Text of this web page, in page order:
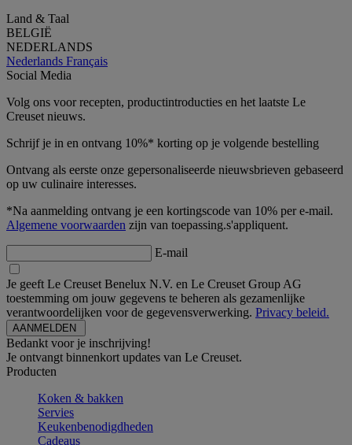
Land & Taal
BELGIË
NEDERLANDS
Nederlands Français
Social Media
Volg ons voor recepten, productintroducties en het laatste Le
Creuset nieuws.
Schrijf je in en ontvang 10%* korting op je volgende bestelling
Ontvang als eerste onze gepersonaliseerde nieuwsbrieven gebaseerd
op uw culinaire interesses.
*Na aanmelding ontvang je een kortingscode van 10% per e-mail.
Algemene voorwaarden zijn van toepassing.s'appliquent.
E-mail
Je geeft Le Creuset Benelux N.V. en Le Creuset Group AG
toestemming om jouw gegevens te beheren als gezamenlijke
verantwoordelijken voor de gegevensverwerking. Privacy beleid.
Bedankt voor je inschrijving!
Je ontvangt binnenkort updates van Le Creuset.
Producten
Koken & bakken
Servies
Keukenbenodigdheden
Cadeaus